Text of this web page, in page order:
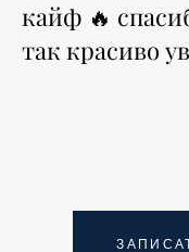
кайф 🔥
так красиво